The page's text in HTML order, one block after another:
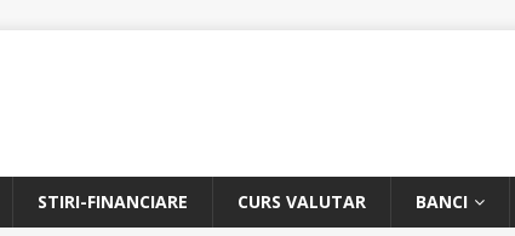
STIRI-FINANCIARE CURS VALUTAR BANCI